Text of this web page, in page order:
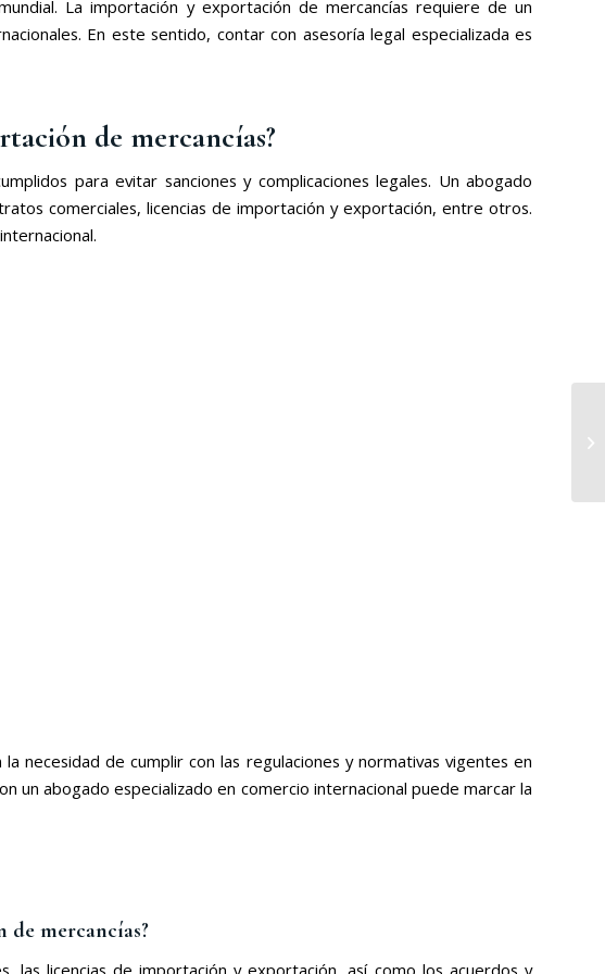
La importación y exportación de mercancías requiere de un
En este sentido, contar con asesoría legal especializada es
de mercancías?
para evitar sanciones y complicaciones legales. Un abogado
comerciales, licencias de importación y exportación, entre otros.
necesidad de cumplir con las regulaciones y normativas vigentes en
un abogado especializado en comercio internacional puede marcar la
de mercancías?
las licencias de importación y exportación, así como los acuerdos y